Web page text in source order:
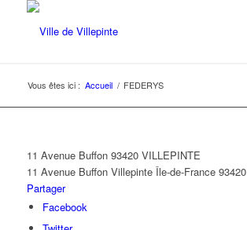
Vous êtes ici : Accueil / FEDERYS
11 Avenue Buffon 93420 VILLEPINTE
11 Avenue Buffon Villepinte Île-de-France 93420
Partager
Facebook